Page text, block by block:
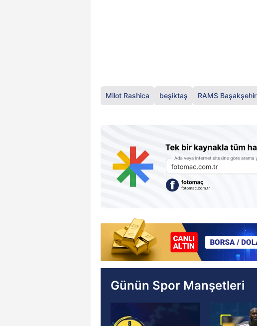
Milot Rashica beşiktaş RAMS Başakşehir
Günün Spor Manşetleri